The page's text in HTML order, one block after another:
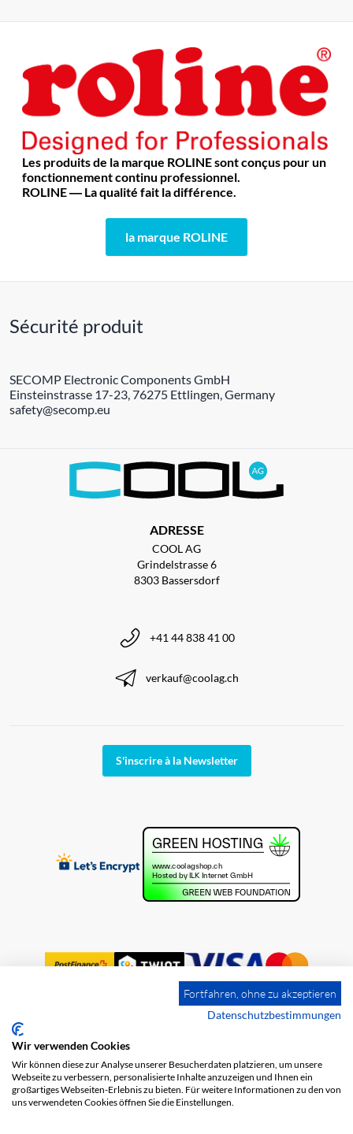
Les produits de la marque ROLINE sont conçus pour un
fonctionnement continu professionnel.
ROLINE ― La qualité fait la différence.
la marque ROLINE
Sécurité produit
SECOMP Electronic Components GmbH
Einsteinstrasse 17-23, 76275 Ettlingen, Germany
safety@secomp.eu
ADRESSE
COOL AG
Grindelstrasse 6
8303 Bassersdorf
+41 44 838 41 00
verkauf@coolag.ch
S'inscrire à la Newsletter
Impression
Protection des données
Fortfahren, ohne zu akzeptieren
Datenschutzbestimmungen
Wir verwenden Cookies
Wir können diese zur Analyse unserer Besucherdaten platzieren, um unsere
Webseite zu verbessern, personalisierte Inhalte anzuzeigen und Ihnen ein
großartiges Webseiten-Erlebnis zu bieten. Für weitere Informationen zu den von
uns verwendeten Cookies öffnen Sie die Einstellungen.